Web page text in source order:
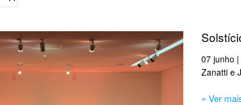
07 junho
Zanatti e
» Ver